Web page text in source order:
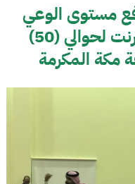
مستوى الوعي
حول الاستخدام الآمن للإنترنت لحوالي (50)
مكة المكرمة